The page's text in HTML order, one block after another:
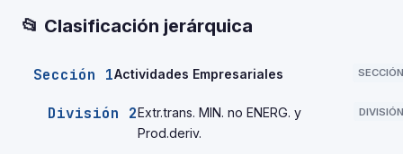
📂 Clasificación jerárquica
Sección 1Actividades Empresariales SECCIÓN
División 2Extr.trans. MIN. no ENERG. y
Prod.deriv.
DIVISIÓN